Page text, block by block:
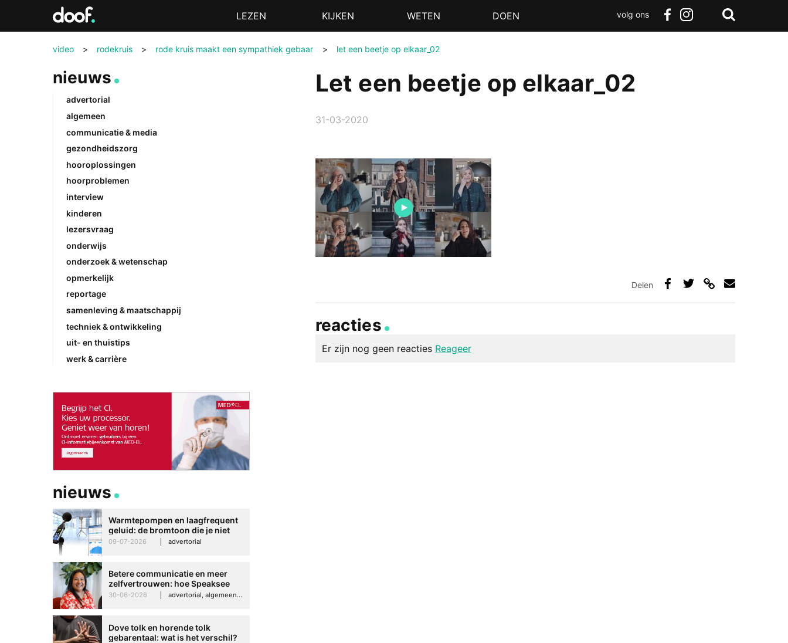
MenuLEZEN KIJKEN WETEN DOEN
volg ons
video > rodekruis > rode kruis maakt een sympathiek gebaar > let een beetje op elkaar_02
Let een beetje op elkaar_02
31-03-2020
Delen
reacties
Er zijn nog geen reacties Reageer
nieuws
advertorial
algemeen
communicatie & media
gezondheidszorg
hooroplossingen
hoorproblemen
interview
kinderen
lezersvraag
onderwijs
onderzoek & wetenschap
opmerkelijk
reportage
samenleving & maatschappij
techniek & ontwikkeling
uit- en thuistips
werk & carrière
nieuws
Warmtepompen en laagfrequent
geluid: de bromtoon die je niet
kunt negeren
09-07-2026 advertorial
Betere communicatie en meer
zelfvertrouwen: hoe Speaksee
Imelda helpt om te groeien in
30-06-2026 advertorial, algemeen, hooroplossingen, interview
Dove tolk en horende tolk
gebarentaal: wat is het verschil?
Doof.nl
Zoeken
Terug